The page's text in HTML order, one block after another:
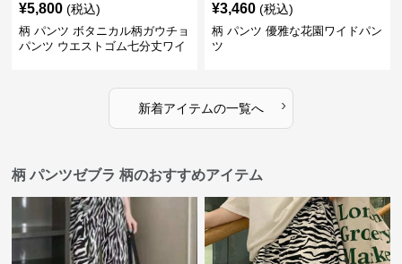
¥5,800 (税込)
柄 パンツ ボタニカル柄ガウチョ
パンツ ウエストゴム七分丈ワイ
¥3,460 (税込)
柄 パンツ 優雅な花園ワイドパン
ツ
新着アイテムの一覧へ ›
柄 パンツゼブラ 柄のおすすめアイテム